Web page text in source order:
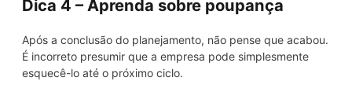
Dica 4 – Aprenda sobre poupança
Após a conclusão do planejamento, não pense que acabou.
É incorreto presumir que a empresa pode simplesmente
esquecê-lo até o próximo ciclo.